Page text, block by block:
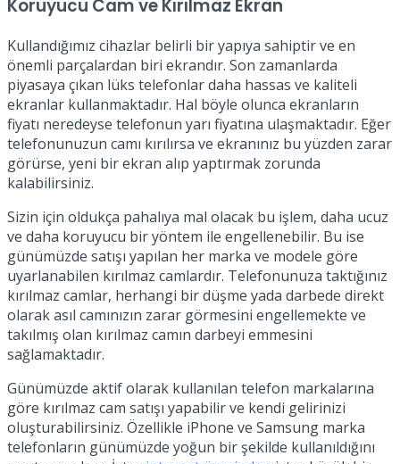
Koruyucu Cam ve Kırılmaz Ekran
Kullandığımız cihazlar belirli bir yapıya sahiptir ve en
önemli parçalardan biri ekrandır. Son zamanlarda
piyasaya çıkan lüks telefonlar daha hassas ve kaliteli
ekranlar kullanmaktadır. Hal böyle olunca ekranların
fiyatı neredeyse telefonun yarı fiyatına ulaşmaktadır. Eğer
telefonunuzun camı kırılırsa ve ekranınız bu yüzden zarar
görürse, yeni bir ekran alıp yaptırmak zorunda
kalabilirsiniz.
Sizin için oldukça pahalıya mal olacak bu işlem, daha ucuz
ve daha koruyucu bir yöntem ile engellenebilir. Bu ise
günümüzde satışı yapılan her marka ve modele göre
uyarlanabilen kırılmaz camlardır. Telefonunuza taktığınız
kırılmaz camlar, herhangi bir düşme yada darbede direkt
olarak asıl camınızın zarar görmesini engellemekte ve
takılmış olan kırılmaz camın darbeyi emmesini
sağlamaktadır.
Günümüzde aktif olarak kullanılan telefon markalarına
göre kırılmaz cam satışı yapabilir ve kendi gelirinizi
oluşturabilirsiniz. Özellikle iPhone ve Samsung marka
telefonların günümüzde yoğun bir şekilde kullanıldığını